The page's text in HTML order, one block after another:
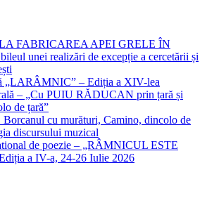
FABRICAREA APEI GRELE ÎN
unei realizări de excepție a cercetării și
„LARÂMNIC” – Ediția a XIV-lea
– „Cu PUIU RĂDUCAN prin țară și
de țară”
Borcanul cu murături, Camino, dincolo de
discursului muzical
de poezie – „RÂMNICUL ESTE
a IV-a, 24-26 Iulie 2026